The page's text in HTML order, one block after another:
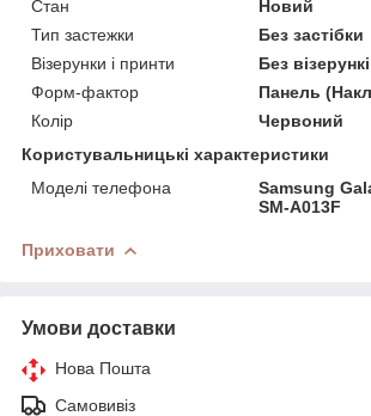
Стан
Новий
Тип застежки
Без застібки
Візерунки і принти
Без
Форм-фактор
Панель
Колір
Червоний
Користувальницькі характеристики
Моделі телефона
Samsung
SM-A013F
Приховати
Умови доставки
Нова Пошта
Самовивіз